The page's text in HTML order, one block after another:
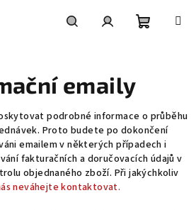
emaily
podrobné informace o průběhu
Proto budete po dokončení
emailem v některých případech i
fakturačních a doručovacích údajů v
objednaného zboží. Při jakýchkoliv
neváhejte kontaktovat.